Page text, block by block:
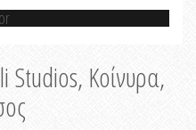
Κοίνυρα,